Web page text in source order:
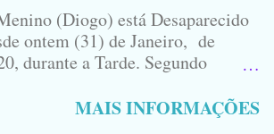
FIDELIS VEÍCULO
NO ACIDENTE UMA
NA FOTO VOCÊS
OBSERVAR QUE TODAS...
(Diogo) está Desaparecido
ontem (31) de Janeiro, de
durante a Tarde. Segundo
Jardim Karlota, aqui em
MAIS INFORMAÇÕES